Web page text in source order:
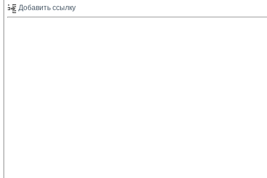
Добавить ссылку